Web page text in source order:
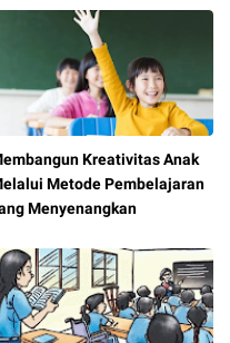
Kreativitas Anak
Metode Pembelajaran
Menyenangkan